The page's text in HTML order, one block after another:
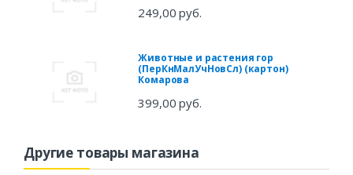
249,00 руб.
Животные и растения гор
(ПерКнМалУчНовСл) (картон)
Комарова
399,00 руб.
Другие товары магазина